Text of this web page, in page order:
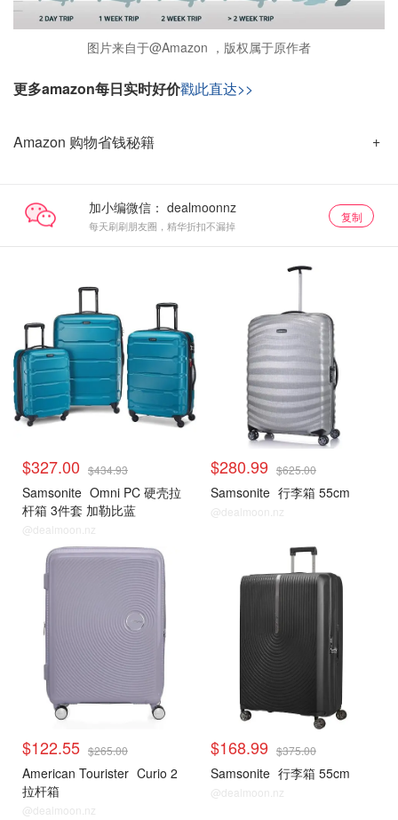
图片来自于@Amazon ，版权属于原作者
更多amazon每日实时好价戳此直达>>
Amazon 购物省钱秘籍
加小编微信：
每天刷刷朋友圈，精华折扣不漏掉
复制
$327.00 $434.93
Samsonite Omni PC 硬壳拉
杆箱 3件套 加勒比蓝
@dealmoon.nz
$280.99 $625.00
Samsonite 行李箱 55cm
@dealmoon.nz
$122.55 $265.00
American Tourister Curio 2
拉杆箱
@dealmoon.nz
$168.99 $375.00
Samsonite 行李箱 55cm
@dealmoon.nz